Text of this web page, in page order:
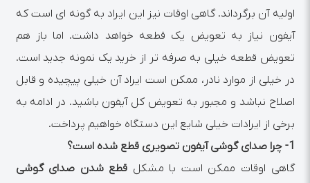
اولیه آن برگرداند. گاهی اوقات نیز این ایراد به گونه ای است که
آیفون نیاز به تعویض یک قطعه خواهد داشت. اما باز هم
تعویض قطعه خیلی به صرفه تر از خرید یک نمونه جدید است.
در خیلی از موارد نادر، ممکن است ایراد آن خیلی پیچیده و قابل
اصلاح نباشد و مجبور به تعویض کل آیفون باشید. در ادامه به
برخی از ایرادات خیلی شایع این دستگاه خواهیم پرداخت.
1- چرا صدای گوشی آیفون تصویری قطع شده است؟
گاهی اوقات ممکن است با مشکل قطع شدن صدای گوشی